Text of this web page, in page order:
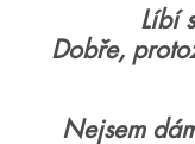
Líbí
Dobře,
Nejsem